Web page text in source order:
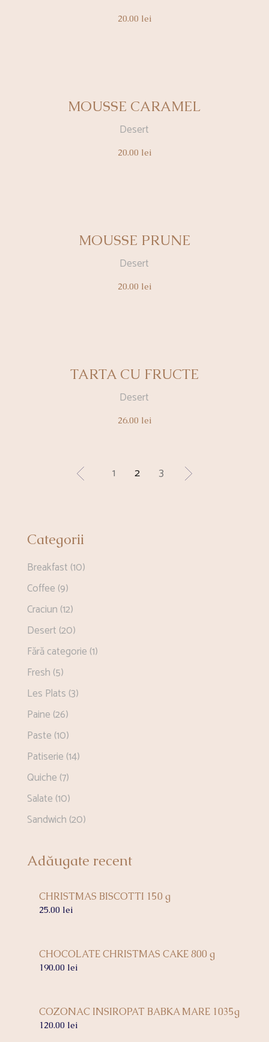
20.00 lei
MOUSSE CARAMEL
Desert
20.00 lei
MOUSSE PRUNE
Desert
20.00 lei
TARTA CU FRUCTE
Desert
26.00 lei
1 2 3
Categorii
Breakfast (10)
Coffee (9)
Craciun (12)
Desert (20)
Fără categorie (1)
Fresh (5)
Les Plats (3)
Paine (26)
Paste (10)
Patiserie (14)
Quiche (7)
Salate (10)
Sandwich (20)
Adăugate recent
CHRISTMAS BISCOTTI 150 g
25.00 lei
CHOCOLATE CHRISTMAS CAKE 800 g
190.00 lei
COZONAC INSIROPAT BABKA MARE 1035g
120.00 lei